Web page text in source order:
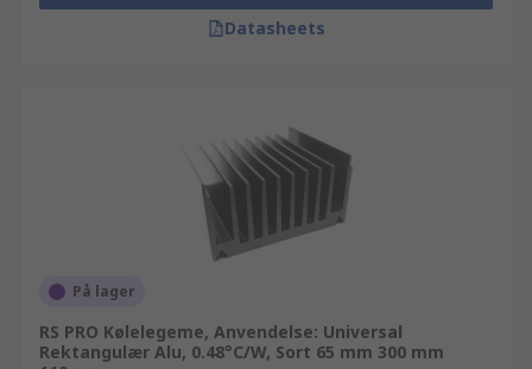
Datasheets
På lager
RS PRO Kølelegeme, Anvendelse: Universal
Rektangulær Alu, 0.48°C/W, Sort 65 mm 300 mm